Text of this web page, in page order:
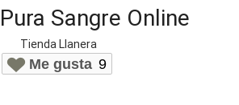
Sangre Online
Tienda Llanera
Me gusta 9